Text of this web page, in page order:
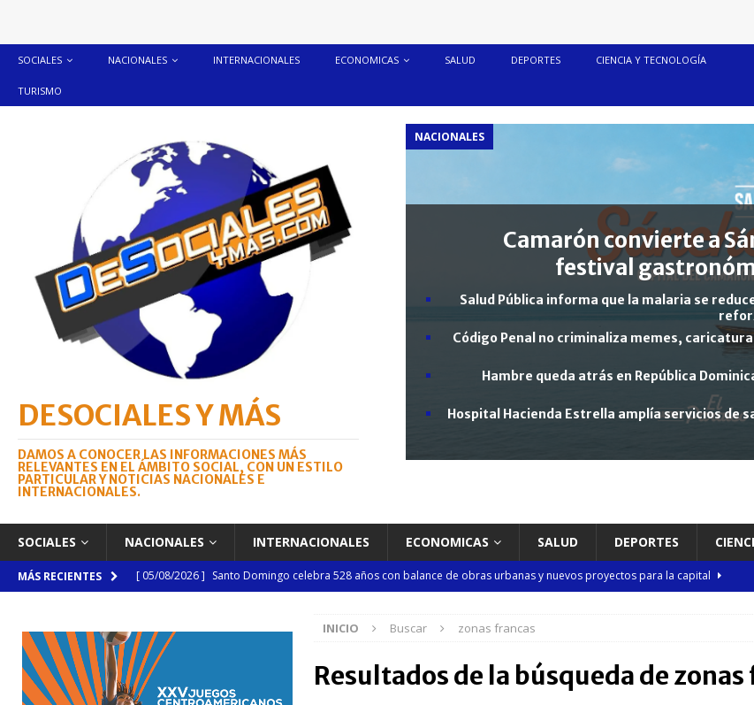
SOCIALES NACIONALES INTERNACIONALES ECONOMICAS SALUD DEPORTES CIENCIA Y TECNOLOGÍA
TURISMO
DESOCIALES Y MÁS
DAMOS A CONOCER LAS INFORMACIONES MÁS
RELEVANTES EN EL ÁMBITO SOCIAL, CON UN ESTILO
PARTICULAR Y NOTICIAS NACIONALES E
INTERNACIONALES.
NACIONALES
Camarón convierte a
festival
Salud Pública informa que la malaria se
Código Penal no criminaliza memes,
Hambre queda atrás en República
Hospital Hacienda Estrella amplía servicios de
SOCIALES NACIONALES INTERNACIONALES ECONOMICAS SALUD DEPORTES
MÁS RECIENTES [ 05/08/2026 ] Santo Domingo celebra 528 años con balance de obras urbanas y nuevos proyectos para la capital
[ 04/08/2026 ] Código Penal reúne a periodistas en taller encabezado por la procuradora Yeni Berenice Reynoso
NACIONALES
[ 04/08/2026 ] Arritmia puede explicar por qué el corazón se acelera o parece saltarse latidos
INICIO Buscar zonas francas
Resultados de la búsqueda dezonas